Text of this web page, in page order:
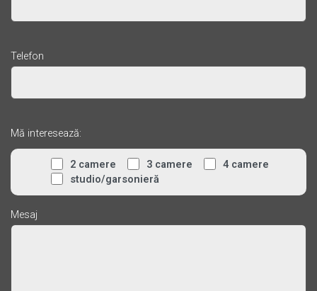
Telefon
Mă interesează:
2 camere 3 camere
4 camere
studio/garsonieră
Mesaj